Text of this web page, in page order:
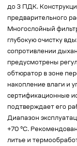
до 3 ПДК.
предварительного
Многослойный
глубокую очистку
сопротивлении
предусмотрены
обтюратор в зоне
накопление влаги и
сертификационные
подтверждает его
Диапазон
+70 °C.
литье и